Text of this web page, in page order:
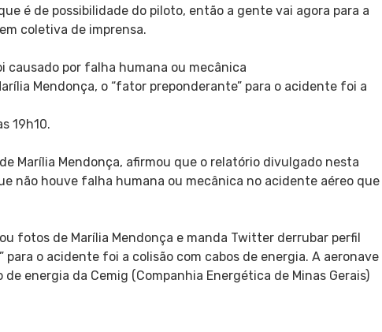
é de possibilidade do piloto, então a gente vai agora para a
coletiva de imprensa.
causado por falha humana ou mecânica
Mendonça, o “fator preponderante” para o acidente foi a
19h10.
Marília Mendonça, afirmou que o relatório divulgado nesta
não houve falha humana ou mecânica no acidente aéreo que
fotos de Marília Mendonça e manda Twitter derrubar perfil
para o acidente foi a colisão com cabos de energia. A aeronave
energia da Cemig (Companhia Energética de Minas Gerais)